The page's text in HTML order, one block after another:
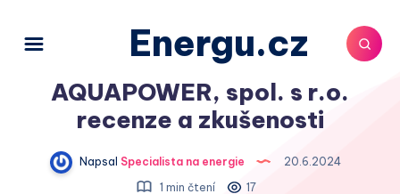
Energu.cz
AQUAPOWER, spol. s r.o.
recenze a zkušenosti
Napsal Specialista na energie
20.6.2024
1 min čtení
17